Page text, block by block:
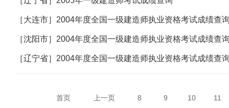
［大连市］2004年度全国一级建造师执业资格考试成绩查
［沈阳市］2004年度全国一级建造师执业资格考试成绩查
［辽宁省］2004年度全国一级建造师执业资格考试成绩查
首页 上一页 8 9 10 11